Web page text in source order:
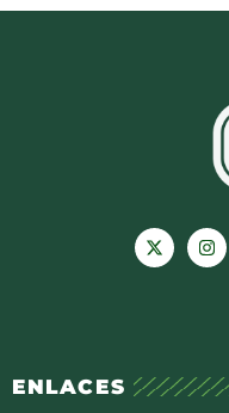
ENLACES